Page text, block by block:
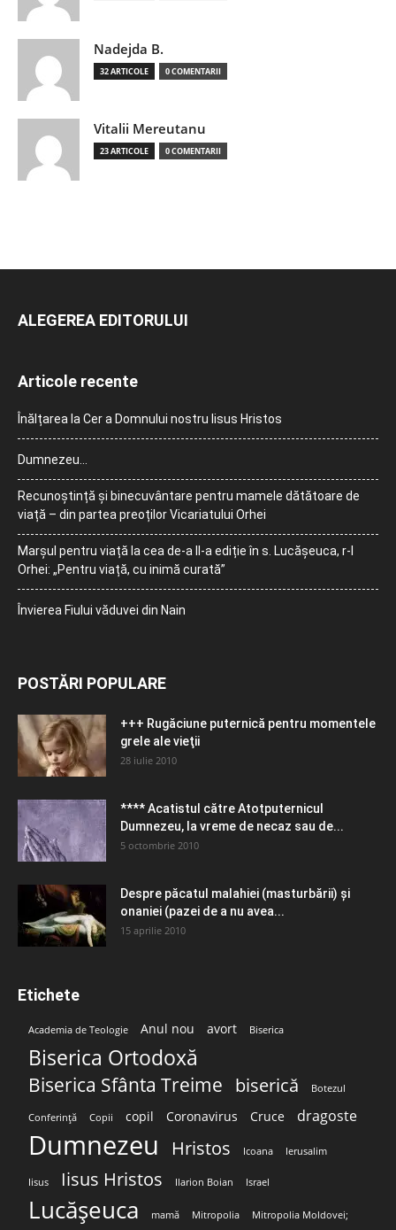
Nadejda B.
32 ARTICOLE 0 COMENTARII
Vitalii Mereutanu
23 ARTICOLE 0 COMENTARII
ALEGEREA EDITORULUI
Articole recente
Înălțarea la Cer a Domnului nostru Iisus Hristos
Dumnezeu…
Recunoștință și binecuvântare pentru mamele dătătoare de
viață – din partea preoților Vicariatului Orhei
Marșul pentru viață la cea de-a II-a ediție în s. Lucășeuca, r-l
Orhei: „Pentru viață, cu inimă curată”
Învierea Fiului văduvei din Nain
POSTĂRI POPULARE
+++ Rugăciune puternică pentru momentele
grele ale vieţii
28 iulie 2010
**** Acatistul către Atotputernicul
Dumnezeu, la vreme de necaz sau de...
5 octombrie 2010
Despre păcatul malahiei (masturbării) şi
onaniei (pazei de a nu avea...
15 aprilie 2010
Etichete
Academia de Teologie Anul nou avort Biserica
Biserica Ortodoxă
Biserica Sfânta Treime biserică Botezul
Conferință Copii copil Coronavirus Cruce dragoste
Dumnezeu Hristos Icoana Ierusalim
Iisus Iisus Hristos Ilarion Boian Israel
Lucășeuca mamă Mitropolia Mitropolia Moldovei;